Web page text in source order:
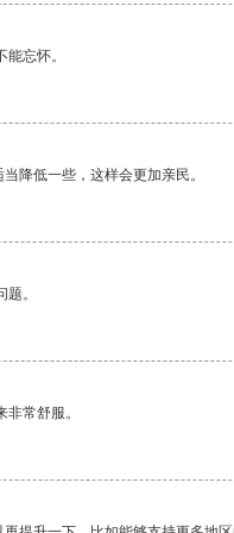
忘怀。
降低一些，这样会更加亲民。
。
常舒服。